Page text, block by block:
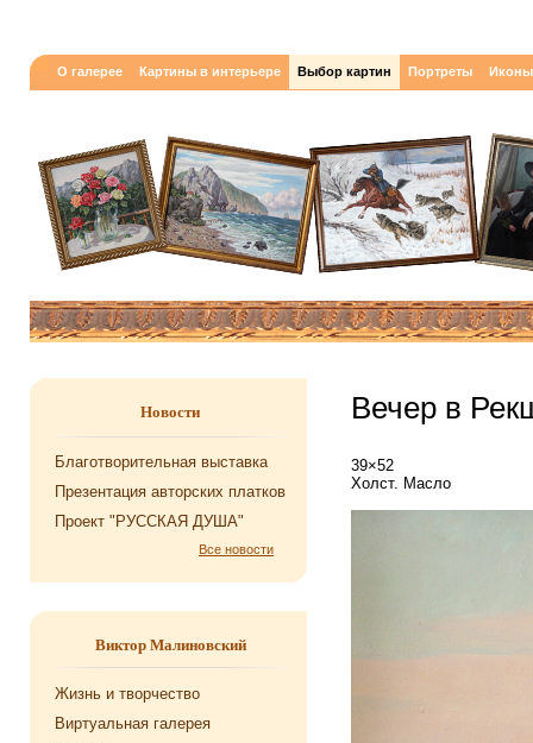
О галерее Картины в интерьере Выбор картин Портреты Иконы
Новости
Благотворительная выставка
Презентация авторских платков
Проект "РУССКАЯ ДУША"
Все новости
Виктор Малиновский
Жизнь и творчество
Виртуальная галерея
Вечер в
39×52
Холст. Масло